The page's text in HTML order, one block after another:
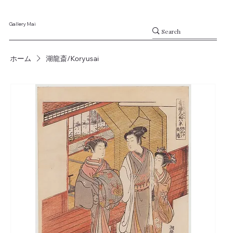
Gallery Mai
ホーム 湖龍斎/Koryusai